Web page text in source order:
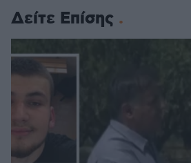
Δείτε Επίσης